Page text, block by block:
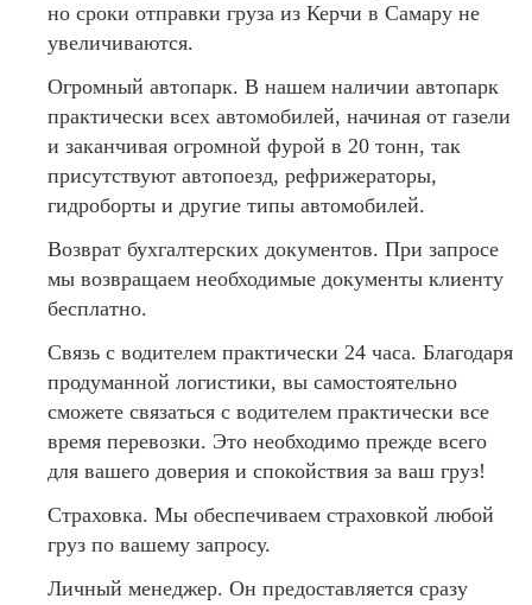
но сроки отправки груза из Керчи в Самару не
увеличиваются.
Огромный автопарк. В нашем наличии автопарк
практически всех автомобилей, начиная от газели
и заканчивая огромной фурой в 20 тонн, так
присутствуют автопоезд, рефрижераторы,
гидроборты и другие типы автомобилей.
Возврат бухгалтерских документов. При запросе
мы возвращаем необходимые документы клиенту
бесплатно.
Связь с водителем практически 24 часа. Благодаря
продуманной логистики, вы самостоятельно
сможете связаться с водителем практически все
время перевозки. Это необходимо прежде всего
для вашего доверия и спокойствия за ваш груз!
Страховка. Мы обеспечиваем страховкой любой
груз по вашему запросу.
Личный менеджер. Он предоставляется сразу